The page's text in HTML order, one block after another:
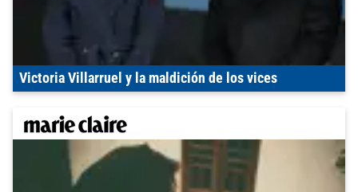
Victoria Villarruel y la maldición de los vices